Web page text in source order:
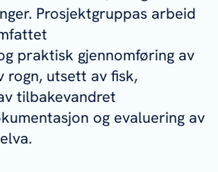
Prosjektgruppas arbeid
praktisk gjennomføring av
rogn, utsett av fisk,
tilbakevandret
og evaluering av